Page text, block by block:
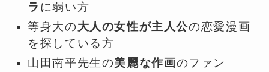
ラ に弱い方
等身大の大人の女性が主人公の恋愛漫画
を探している方
山田南平先生の美麗な作画のファン